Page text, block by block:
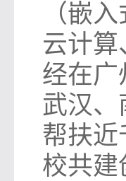
（嵌
云计
经在广
武汉、
帮扶近
校共建